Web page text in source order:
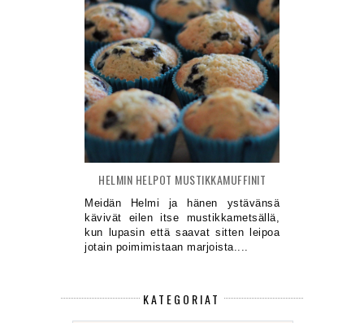
HELMIN HELPOT MUSTIKKAMUFFINIT
Meidän Helmi ja hänen ystävänsä
kävivät eilen itse mustikkametsällä,
kun lupasin että saavat sitten leipoa
jotain poimimistaan marjoista....
KATEGORIAT